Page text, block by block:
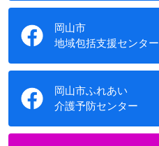
岡山市
地域包括支援センター
岡山市ふれあい
介護予防センター